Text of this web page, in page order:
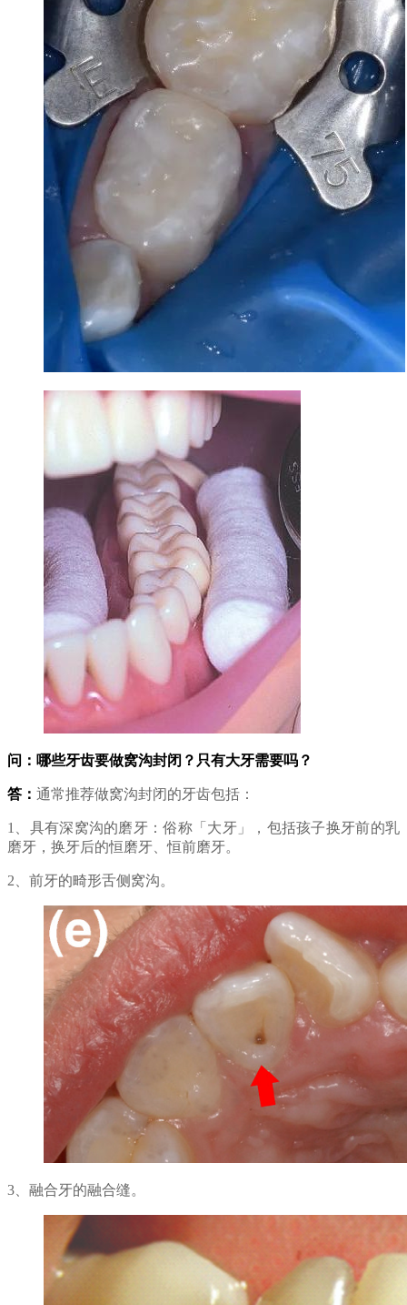
问：哪些牙齿要做窝沟封闭？只有大牙需要吗？
答： 通常推荐做窝沟封闭的牙齿包括：
1、具有深窝沟的磨牙：俗称「大牙」，包括孩子换牙前的乳
磨牙，换牙后的恒磨牙、恒前磨牙。
2、前牙的畸形舌侧窝沟。
3、融合牙的融合缝。